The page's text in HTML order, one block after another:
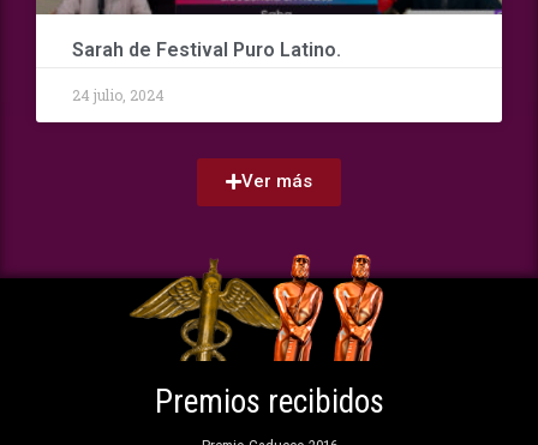
Sarah de Festival Puro Latino.
24 julio, 2024
Ver más
Premios recibidos